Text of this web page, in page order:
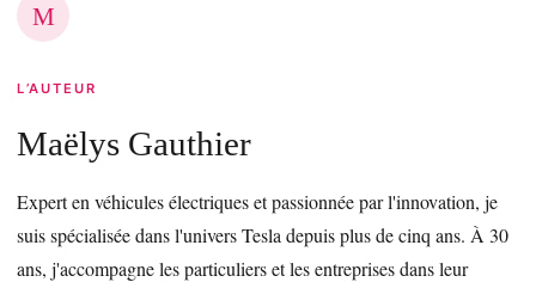
M
L’AUTEUR
Maëlys Gauthier
Expert en véhicules électriques et passionnée par l'innovation, je
suis spécialisée dans l'univers Tesla depuis plus de cinq ans. À 30
ans, j'accompagne les particuliers et les entreprises dans leur